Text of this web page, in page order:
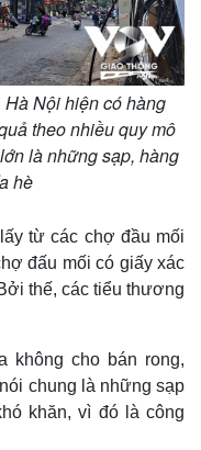
Nội hiện có hàng
theo nhiều quy mô
là những sạp, hàng
hè
từ các chợ đầu mối
đấu mối có giấy xác
thế, các tiểu thương
không cho bán rong,
chung là những sạp
khăn, vì đó là công